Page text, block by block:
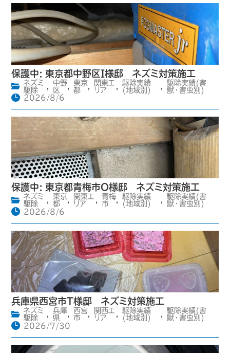
保護中: 東京都中野区I様邸 ネズミ対策施工
ネズミ
駆除
中野
区
東京
都
関東エ
リア
駆除実績
(地域別)
駆除実績(害
獣・害虫別)
2026/8/6
保護中: 東京都青梅市O様邸 ネズミ対策施工
ネズミ
駆除
,
東京
都
,
関東エ
リア
,
青梅
市
,
駆除実績
(地域別)
,
駆除実績(害
獣・害虫別)
2026/8/6
兵庫県西宮市T様邸 ネズミ対策施工
ネズミ
駆除
,
兵庫
県
,
西宮
市
,
関西エ
リア
,
駆除実績
(地域別)
,
駆除実績(害
獣・害虫別)
2026/7/30